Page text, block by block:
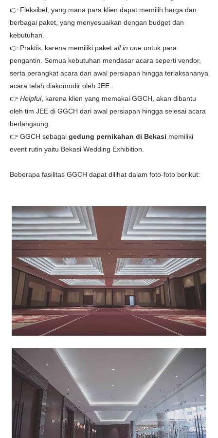
👉 Fleksibel, yang mana para klien dapat memilih harga dan
berbagai paket, yang menyesuaikan dengan budget dan
kebutuhan.
👉 Praktis, karena memiliki paket all in one untuk para
pengantin. Semua kebutuhan mendasar acara seperti vendor,
serta perangkat acara dari awal persiapan hingga terlaksananya
acara telah diakomodir oleh JEE.
👉 Helpful, karena klien yang memakai GGCH, akan dibantu
oleh tim JEE di GGCH dari awal persiapan hingga selesai acara
berlangsung.
👉 GGCH sebagai gedung pernikahan di Bekasi memiliki
event rutin yaitu Bekasi Wedding Exhibition.
Beberapa fasilitas GGCH dapat dilihat dalam foto-foto berikut: